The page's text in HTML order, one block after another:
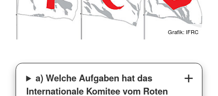
Grafik: IFRC
a) Welche Aufgaben hat das
Internationale Komitee vom Roten